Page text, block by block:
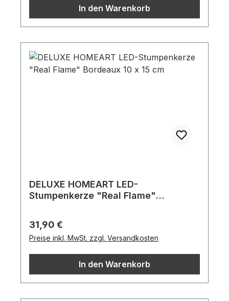
In den Warenkorb
DELUXE HOMEART LED-
Stumpenkerze "Real Flame"
Regulärer Preis:
31,90 €
Preise inkl. MwSt. zzgl. Versandkosten
In den Warenkorb